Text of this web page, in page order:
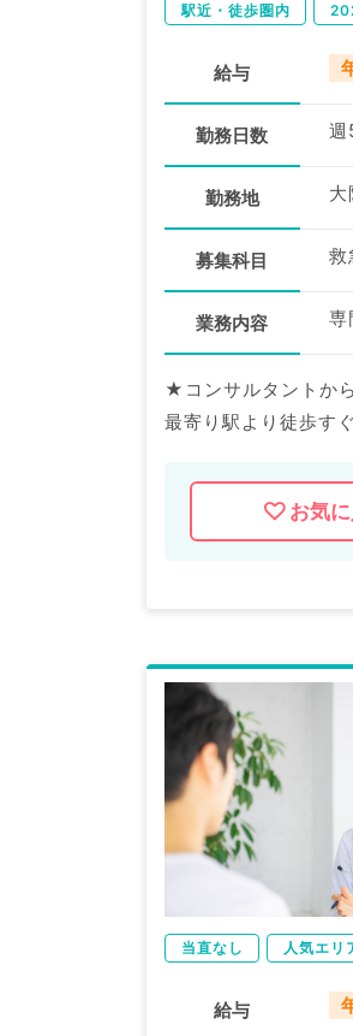
駅近・徒歩圏内
給与
勤務日数 週
勤務地 大
募集科目 救
業務内容 専
★コンサルタントか
最寄り駅より徒歩す
マイナビDOCTOR
お気
当直なし 人気エリ
給与